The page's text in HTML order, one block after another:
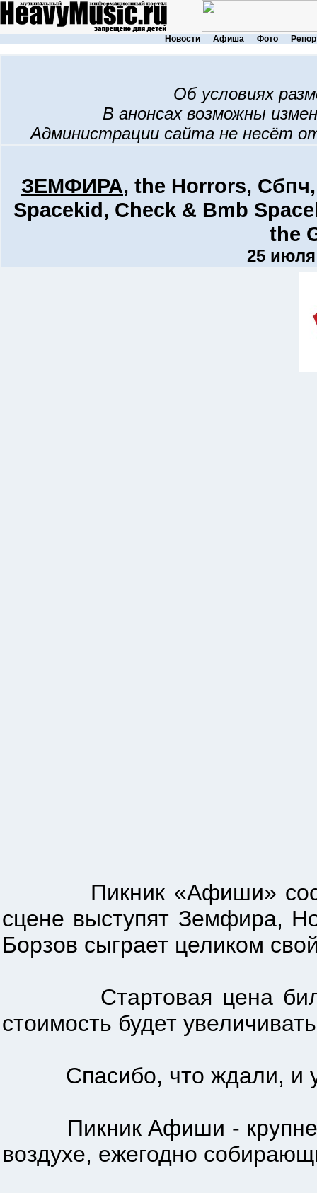
Новости Афиша Фото
Об условиях
В анонсах возможны
Администрации сайта не несёт
ЗЕМФИРА, the Horrors,
Spacekid, Check & Bmb
the
25 июля
Пикник «Афиши»
сцене выступят Земфира,
Борзов сыграет целиком
Стартовая цена
стоимость будет
Спасибо, что ждали, и
Пикник Афиши -
воздухе, ежегодно